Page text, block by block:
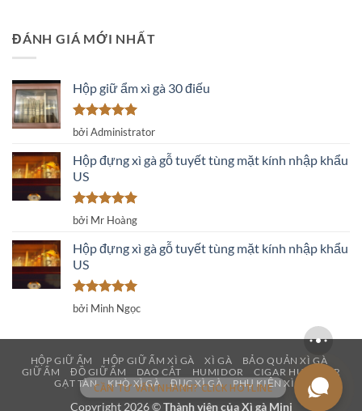
ĐÁNH GIÁ MỚI NHẤT
Hộp giữ ẩm xì gà 30 điếu
Được xếp
sao
bởi Administrator
Hộp đựng xì gà gỗ tuyết tùng mặt kính nhập khẩu
US
Được xếp
sao
bởi Mr Hoàng
Hộp đựng xì gà gỗ tuyết tùng mặt kính nhập khẩu
US
Được xếp
bởi Minh Ngọc
HỘP GIỮ ẨM HỘP GIỮ ẨM XÌ GÀ XÌ GÀ
BẢO QUẢN XÌ GÀ
GIỮ ẨM
ĐỒ GIỮ ẨM DAO CẮT HUMIDOR
CIGAR HUMIDOR
GẠT TÀN
KHÒ XÌ GÀ ĐỤC XÌ GÀ PHỤ KIỆN XÌ GÀ
Copyright 2026 ©Thành viên củaXì gà Mini
CẦN TƯ VẤN NHANH? CLICK HOTLINE